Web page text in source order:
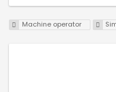
Machine operator